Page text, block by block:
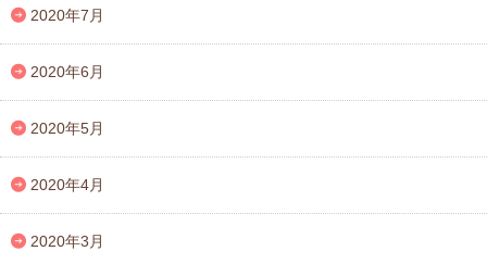
2020年7月
2020年6月
2020年5月
2020年4月
2020年3月